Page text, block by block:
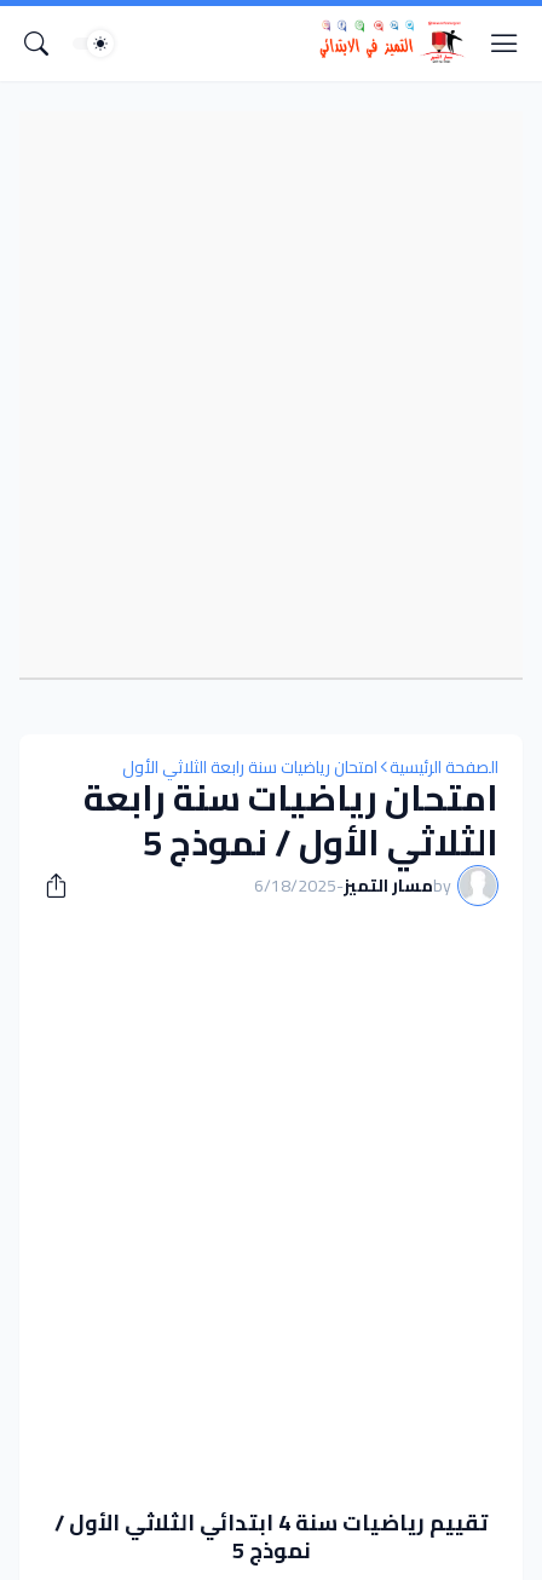
الصفحة الرئيسية امتحان رياضيات سنة رابعة الثلاثي الأول
امتحان رياضيات سنة رابعة
الثلاثي الأول / نموذج 5
byمسار التميز-
6/18/2025
تقييم رياضيات سنة 4 ابتدائي الثلاثي الأول /
نموذج 5